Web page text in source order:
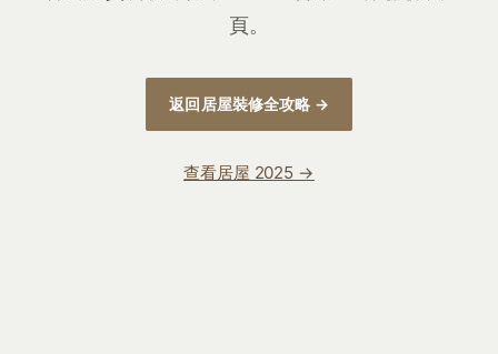
頁。
返回居屋裝修全攻略 →
查看居屋 2025 →